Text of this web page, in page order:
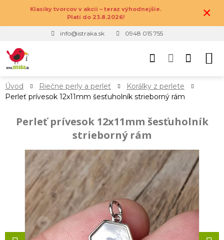
Klasiky tvorcov v akcii – teraz výhodnejšie.
Platí do 23.8.2026!
×
info@istraka.sk 0948 015 755
Úvod Riečne perly a perleť
Korálky z perlete
Perleť prívesok 12x11mm šesťuholník strieborný rám
Perleť prívesok 12x11mm šesťuholník
strieborný rám